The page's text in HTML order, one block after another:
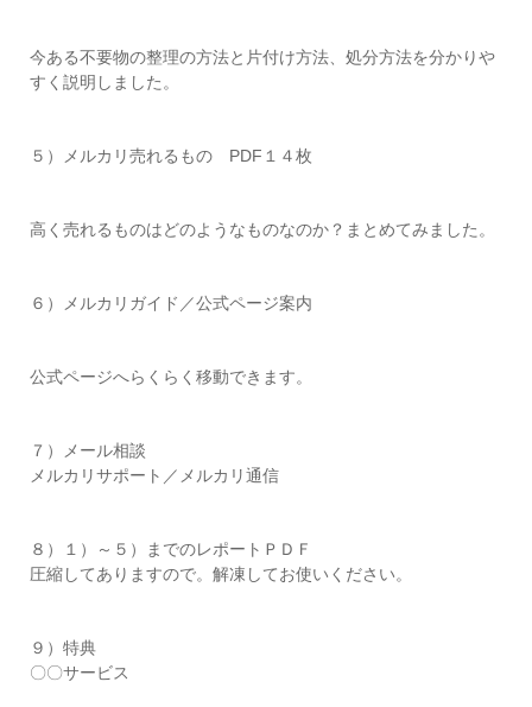
今ある不要物の整理の方法と片付け方法、処分方法を分かりや
すく説明しました。
５）メルカリ売れるもの PDF１４枚
高く売れるものはどのようなものなのか？まとめてみました。
６）メルカリガイド／公式ページ案内
公式ページへらくらく移動できます。
７）メール相談
メルカリサポート／メルカリ通信
８）１）～５）までのレポートＰＤＦ
圧縮してありますので。解凍してお使いください。
９）特典
〇〇サービス